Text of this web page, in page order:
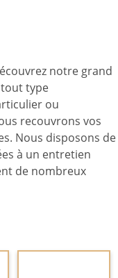
notre grand
type
ou
recouvrons vos
Nous disposons de
à un entretien
de nombreux